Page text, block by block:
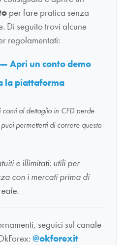
per fare pratica senza
Di seguito trovi alcune
regolamentati:
Apri un conto demo
la piattaforma
al dettaglio in CFD perde
permetterti di correre questo
e illimitati: utili per
con i mercati prima di
seguici sul canale
@okforexit